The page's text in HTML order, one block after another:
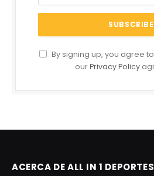
By signing up, you agree
ourPrivacy Policy
ACERCA DE ALL IN 1 DEPORTES